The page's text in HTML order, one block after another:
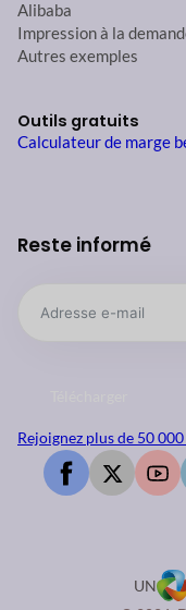
Alibaba
Impression à la
Autres exemples
Outils gratuits
Calculateur de marge
Reste informé
Rejoignez plus de 50
UN